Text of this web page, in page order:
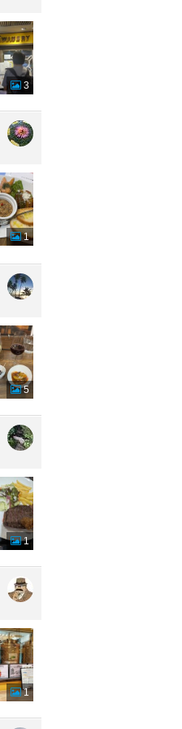
3
1
5
1
1